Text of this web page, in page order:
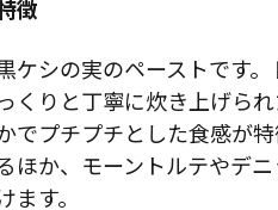
徴
ケシの実のペーストです
くりと丁寧に炊き上げら
でプチプチとした食感が
ほか、モーントルテやデ
ます。